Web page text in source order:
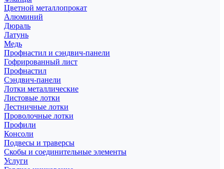
Цветной металлопрокат
Алюминий
Дюраль
Латунь
Медь
Профнастил и сэндвич-панели
Гофрированный лист
Профнастил
Сэндвич-панели
Лотки металлические
Листовые лотки
Лестничные лотки
Проволочные лотки
Профили
Консоли
Подвесы и траверсы
Скобы и соединительные элементы
Услуги